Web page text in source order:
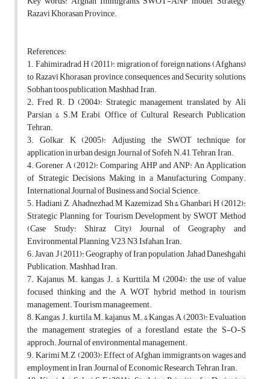
Razavi Khorasan Province.
References:
1. Fahimiradrad, H (2011): migration of foreign nations (Afghans)
to Razavi Khorasan province, consequences and Security solutions,
Sobhan toos publication, Mashhad, Iran.
2. Fred R. D (2004): Strategic management, translated by Ali
Parsian & S.M Erabi, Office of Cultural Research Publication,
Tehran.
3. Golkar, K (2005): Adjusting the SWOT technique for
application in urban design, Journal of Sofeh, N.41, Tehran, Iran.
4. Gorener, A (2012): Comparing AHP and ANP: An Application
of Strategic Decisions Making in a Manufacturing Company.
International Journal of Business and Social Science.
5. Hadiani ,Z, Ahadnezhad, M, Kazemizad, Sh & Ghanbari, H (2012):
Strategic Planning for Tourism Development by SWOT Method
(Case Study: Shiraz City), Journal of Geography and
Environmental Planning, V23, N3, Isfahan, Iran.
6. Javan ,J (2011): Geography of Iran population, Jahad Daneshgahi
Publication. Mashhad, Iran.
7. Kajanus, M., kangas, J., & Kurttila, M (2004): the use of value
focused thinking and the A, WOT hybrid method in tourism
management. Tourism manageement.
8. Kangas, J., kurtila, M., kajanus, M., & Kangas, A (2003): Evaluation
the management strategies of a forestland estate the S-O-S
approch. Journal of environmental management.
9. Karimi M.Z (2003): Effect of Afghan immigrants on wages and
employment in Iran, Journal of Economic Research, Tehran, Iran.